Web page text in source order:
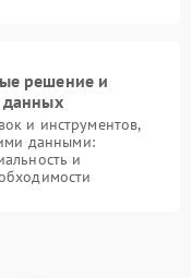
решение и
данных
и инструментов,
данными:
и